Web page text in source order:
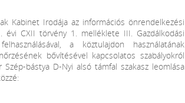
Kabinet Irodája az információs önrendelkezési
évi CXII törvény 1. melléklete III. Gazdálkodási
a köztulajdon használatának
bővítésével kapcsolatos szabályokról
bástya D-Nyi alsó támfal szakasz leomlása